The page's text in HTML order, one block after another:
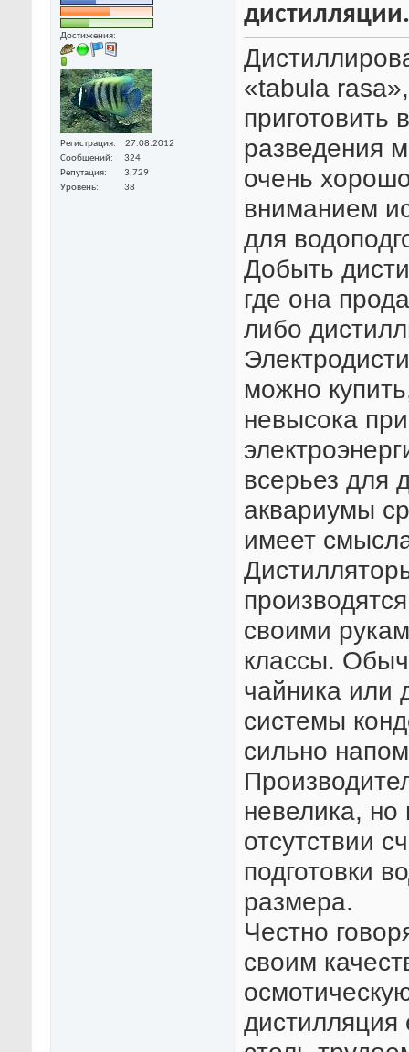
Достижения:
Регистрация
27.08.2012
Сообщений
324
Репутация
3,729
Уровень
38
дистилляции.
«tabula
приготовить
разведения
очень
вниманием
для
Добыть
где она
либо
можно
невысока
всерьез для
аквариумы
имеет
своими
классы.
чайника или
системы
сильно
невелика, но
отсутствии
подготовки
размера.
Честно
своим